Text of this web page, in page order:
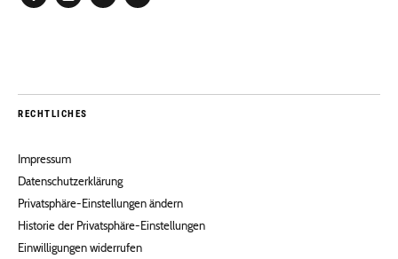
RECHTLICHES
Impressum
Datenschutzerklärung
Privatsphäre-Einstellungen ändern
Historie der Privatsphäre-Einstellungen
Einwilligungen widerrufen